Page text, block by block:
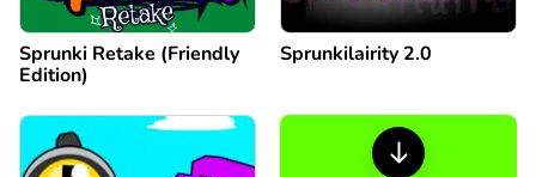
Sprunki Retake (Friendly
Edition)
Sprunkilairity 2.0